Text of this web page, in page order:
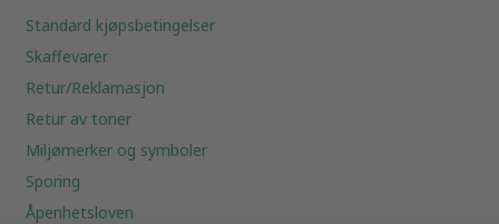
Standard kjøpsbetingelser
Skaffevarer
Retur/Reklamasjon
Retur av toner
Miljømerker og symboler
Sporing
Åpenhetsloven